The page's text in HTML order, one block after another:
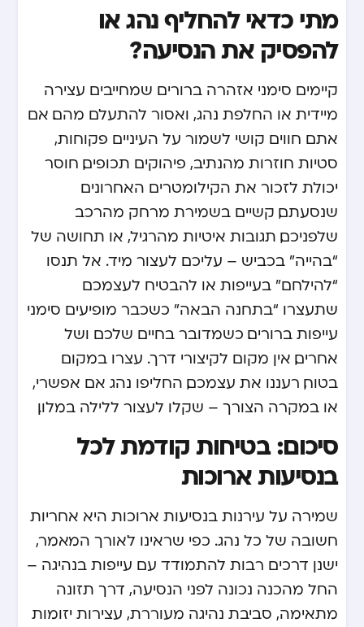
מתי כדאי להחליף נהג או
להפסיק את הנסיעה?
קיימים סימני אזהרה ברורים שמחייבים עצירה
מיידית או החלפת נהג, ואסור להתעלם מהם. אם
אתם חווים קושי לשמור על העיניים פקוחות,
סטיות חוזרות מהנתיב, פיהוקים תכופים, חוסר
יכולת לזכור את הקילומטרים האחרונים
שנסעתם, קשיים בשמירת מרחק מהרכב
שלפניכם, תגובות איטיות מהרגיל, או תחושה של
“בהייה” בכביש – עליכם לעצור מיד. אל תנסו
“להילחם” בעייפות או להבטיח לעצמכם
שתעצרו “בתחנה הבאה” כשכבר מופיעים סימני
עייפות ברורים. כשמדובר בחיים שלכם ושל
אחרים, אין מקום לקיצורי דרך. עצרו במקום
בטוח, רעננו את עצמכם, החליפו נהג אם אפשרי,
או במקרה הצורך – שקלו לעצור ללילה במלון.
סיכום: בטיחות קודמת לכל
בנסיעות ארוכות
שמירה על עירנות בנסיעות ארוכות היא אחריות
חשובה של כל נהג. כפי שראינו לאורך המאמר,
ישנן דרכים רבות להתמודד עם עייפות בנהיגה –
החל מהכנה נכונה לפני הנסיעה, דרך תזונה
מתאימה, סביבת נהיגה מעוררת, עצירות יזומות